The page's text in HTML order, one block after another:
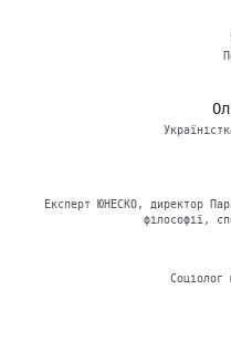
Eксперт ЮНЕСКО, директор
філософії,
Соціолог